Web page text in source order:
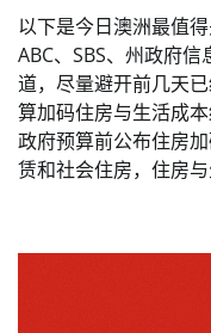
以下是今日澳洲最值
ABC、SBS、州政府
道，尽量避开前几天
算加码住房与生活成
政府预算前公布住房
赁和社会住房，住房